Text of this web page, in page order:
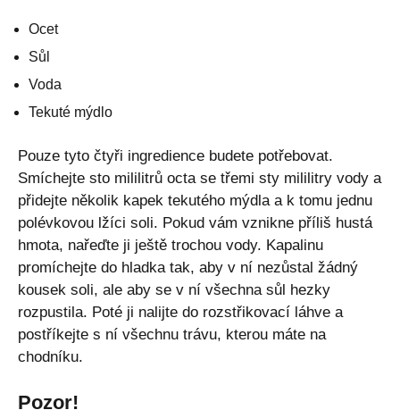
Ocet
Sůl
Voda
Tekuté mýdlo
Pouze tyto čtyři ingredience budete potřebovat.
Smíchejte sto mililitrů octa se třemi sty mililitry vody a
přidejte několik kapek tekutého mýdla a k tomu jednu
polévkovou lžíci soli. Pokud vám vznikne příliš hustá
hmota, nařeďte ji ještě trochou vody. Kapalinu
promíchejte do hladka tak, aby v ní nezůstal žádný
kousek soli, ale aby se v ní všechna sůl hezky
rozpustila. Poté ji nalijte do rozstřikovací láhve a
postříkejte s ní všechnu trávu, kterou máte na
chodníku.
Pozor!